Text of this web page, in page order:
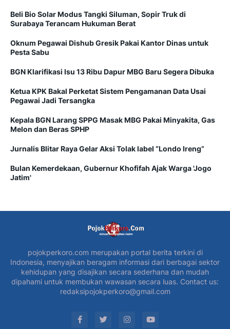
Beli Bio Solar Modus Tangki Siluman, Sopir Truk di
Surabaya Terancam Hukuman Berat
Oknum Pegawai Dishub Gresik Pakai Kantor Dinas untuk
Pesta Sabu
BGN Klarifikasi Isu 13 Ribu Dapur MBG Baru Segera Dibuka
Ketua KPK Bakal Perketat Sistem Pengamanan Data Usai
Pegawai Jadi Tersangka
Kepala BGN Larang SPPG Masak MBG Pakai Minyakita, Gas
Melon dan Beras SPHP
Jurnalis Blitar Raya Gelar Aksi Tolak label “Londo Ireng”
Bulan Kemerdekaan, Gubernur Khofifah Ajak Warga 'Jogo
Jatim'
pojokperkoro.com merupakan portal berita terkini di
Indonesia, menyajikan beragam informasi dari berbagai sektor
kehidupan yang disajikan secara sederhana dan mudah
dipahami untuk membukan wawasan secara luas. Contact us:
redaksipojokperkoro@gmail.com